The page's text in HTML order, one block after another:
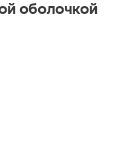
оболочкой